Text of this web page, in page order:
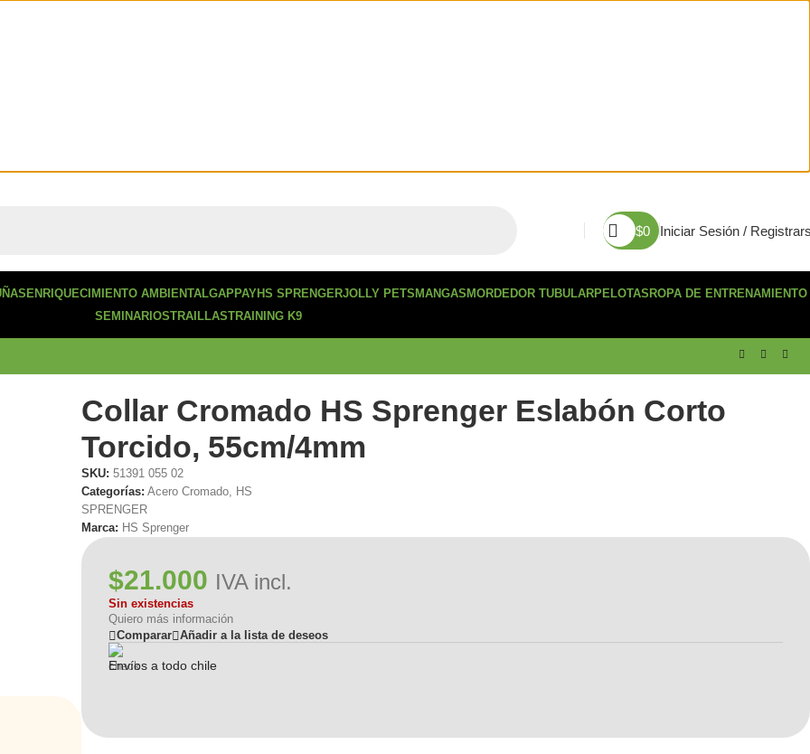
envío a todo chile!
$0 Iniciar Sesión /
ENRIQUECIMIENTO AMBIENTALGAPPAYHS SPRENGERJOLLY PETS MANGAS MORDEDOR TUBULARPELOTAS ROPA DE ENTRENAMIENTO
SEMINARIOSTRAILLASTRAINING K9
Collar Cromado HS Sprenger Eslabón Corto
Torcido, 55cm/4mm
SKU: 51391 055 02
Categorías: Acero Cromado, HS
SPRENGER
Marca: HS Sprenger
$21.000 IVA incl.
Sin existencias
Quiero más información
Comparar
Añadir a la lista de deseos
Envíos a todo chile